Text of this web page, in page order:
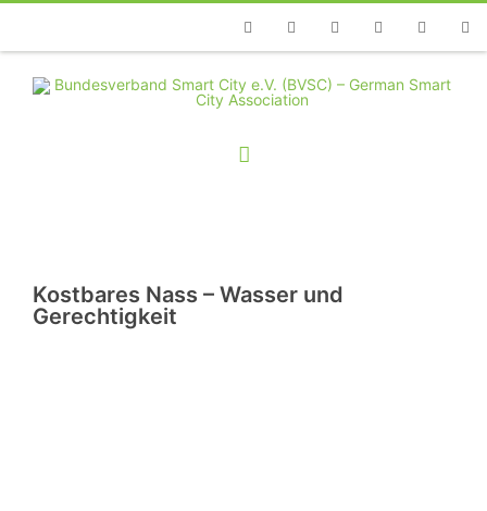
TelefonFacebookTwitterYoutubeInstagramLinkedin
Kostbares Nass – Wasser und
Gerechtigkeit